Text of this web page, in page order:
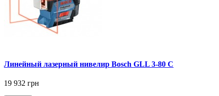
Линейный лазерный нивелир Bosch GLL 3-80 C
19 932 грн